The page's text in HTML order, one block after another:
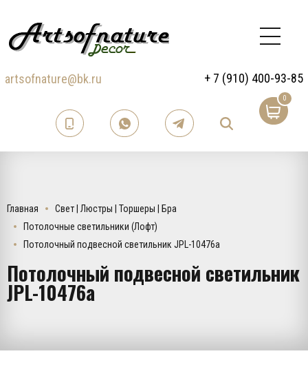
artsofnature@bk.ru + 7 (910) 400-93-85
0
Главная
Свет | Люстры | Торшеры | Бра
Потолочные светильники (Лофт)
Потолочный подвесной светильник JPL-10476a
Потолочный подвесной светильник
JPL-10476a